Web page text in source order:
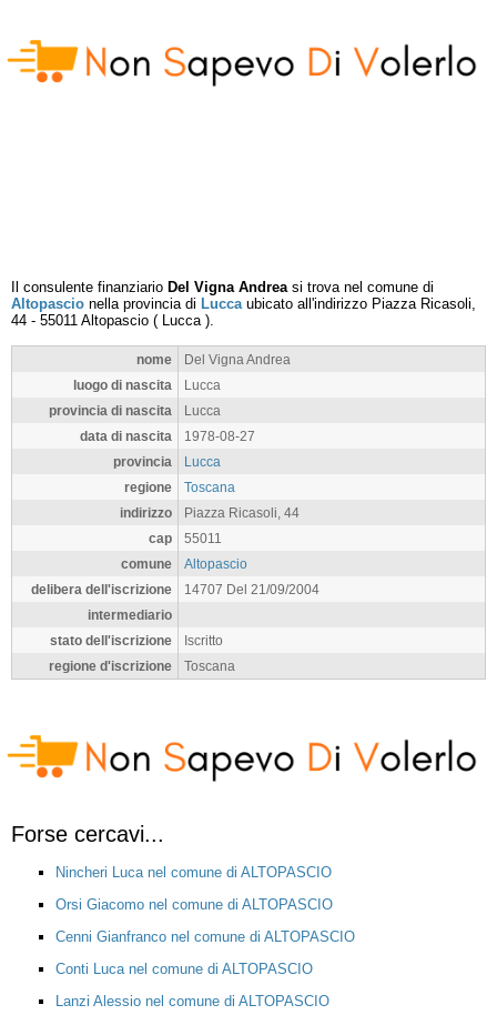
Il consulente finanziario Del Vigna Andreasi trova nel comune di
Altopascio nella provincia di Luccaubicato all'indirizzo Piazza Ricasoli,
44 - 55011 Altopascio ( Lucca).
nome
Del Vigna Andrea
luogo di nascita
Lucca
provincia di nascita
Lucca
data di nascita
1978-08-27
provincia
Lucca
regione
Toscana
indirizzo
Piazza Ricasoli, 44
cap
55011
comune
Altopascio
delibera dell'iscrizione
14707 Del 21/09/2004
intermediario
stato dell'iscrizione
Iscritto
regione d'iscrizione
Toscana
Forse cercavi...
Nincheri Luca nel comune di ALTOPASCIO
Orsi Giacomo nel comune di ALTOPASCIO
Cenni Gianfranco nel comune di ALTOPASCIO
Conti Luca nel comune di ALTOPASCIO
Lanzi Alessio nel comune di ALTOPASCIO